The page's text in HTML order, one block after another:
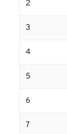
2
3
4
5
6
7